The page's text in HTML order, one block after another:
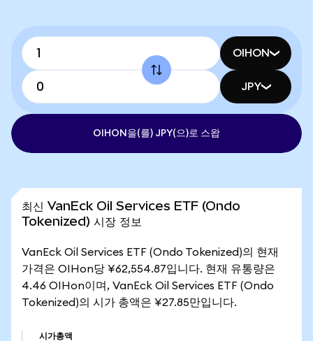
OIHON
JPY
OIHON을(를) JPY(으)로 스왑
최신 VanEck Oil Services ETF (Ondo
Tokenized) 시장 정보
VanEck Oil Services ETF (Ondo Tokenized)의 현재
가격은 OIHon당 ¥62,554.87입니다. 현재 유통량은
4.46 OIHon이며, VanEck Oil Services ETF (Ondo
Tokenized)의 시가 총액은 ¥27.85만입니다.
시가총액